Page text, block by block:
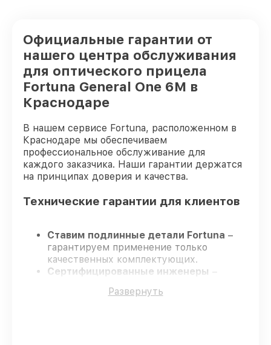
Официальные гарантии от
нашего центра обслуживания
для оптического прицела
Fortuna General One 6M в
Краснодаре
В нашем сервисе Fortuna, расположенном в
Краснодаре мы обеспечиваем
профессиональное обслуживание для
каждого заказчика. Наши гарантии держатся
на принципах доверия и качества.
Технические гарантии для клиентов
Ставим подлинные детали Fortuna –
гарантируем применение только
качественных комплектующих.
Сертифицированные инженеры –
обеспечивает надёжную работу
Развернуть